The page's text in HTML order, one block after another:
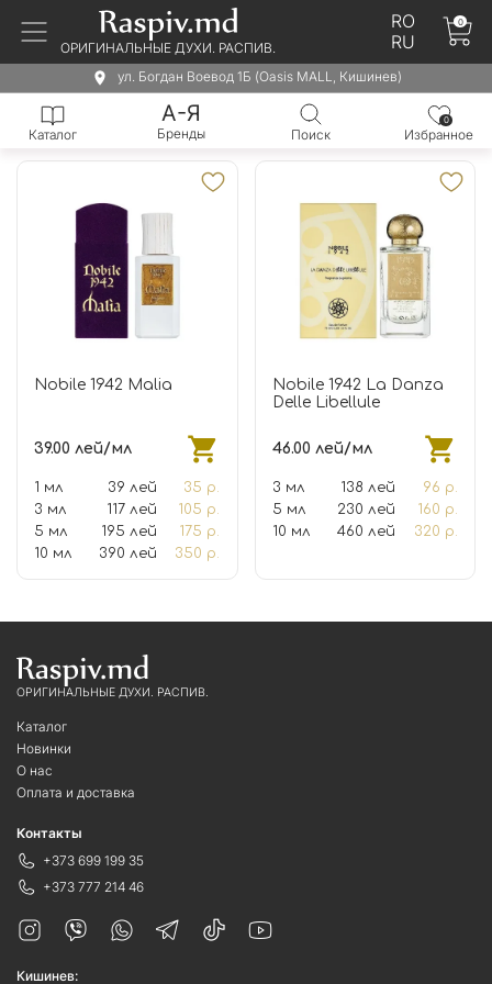
ОРИГИНАЛЬНЫЕ ДУХИ. РАСПИВ.
RO
RU
0
ул. Богдан Воевод 1Б (Oasis MALL, Кишинев)
Каталог
А-Я
Бренды Поиск
0
Избранное
Nobile 1942 Malia
39.00 лей/мл
1 мл 39 лей
35 р.
3 мл
117 лей
105 р.
5 мл
195 лей
175 р.
10 мл
390 лей 350 р.
Nobile 1942 La Danza
Delle Libellule
46.00 лей/мл
3 мл 138 лей
96 р.
5 мл
230 лей
160 р.
10 мл
460 лей 320 р.
ОРИГИНАЛЬНЫЕ ДУХИ. РАСПИВ.
Каталог
Новинки
О нас
Оплата и доставка
Контакты
+373 699 199 35
+373 777 214 46
Кишинев: